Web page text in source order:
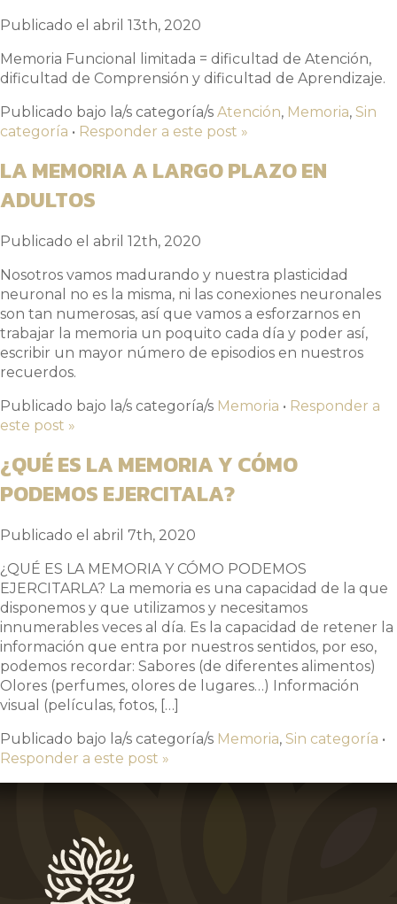
Publicado el abril 13th, 2020
Memoria Funcional limitada = dificultad de Atención,
dificultad de Comprensión y dificultad de Aprendizaje.
Publicado bajo la/s categoría/s Atención, Memoria, Sin
categoría • Responder a este post »
LA MEMORIA A LARGO PLAZO EN
ADULTOS
Publicado el abril 12th, 2020
Nosotros vamos madurando y nuestra plasticidad
neuronal no es la misma, ni las conexiones neuronales
son tan numerosas, así que vamos a esforzarnos en
trabajar la memoria un poquito cada día y poder así,
escribir un mayor número de episodios en nuestros
recuerdos.
Publicado bajo la/s categoría/s Memoria • Responder a
este post »
¿QUÉ ES LA MEMORIA Y CÓMO
PODEMOS EJERCITALA?
Publicado el abril 7th, 2020
¿QUÉ ES LA MEMORIA Y CÓMO PODEMOS
EJERCITARLA? La memoria es una capacidad de la que
disponemos y que utilizamos y necesitamos
innumerables veces al día. Es la capacidad de retener la
información que entra por nuestros sentidos, por eso,
podemos recordar: Sabores (de diferentes alimentos)
Olores (perfumes, olores de lugares…) Información
visual (películas, fotos, […]
Publicado bajo la/s categoría/s Memoria, Sin categoría •
Responder a este post »